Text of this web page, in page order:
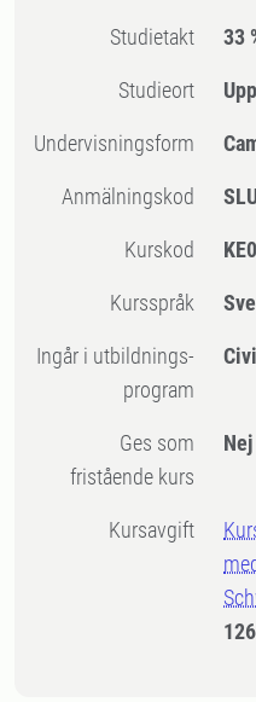
Studietakt 33
Studieort
Undervisningsform
Anmälningskod
Kurskod
Kursspråk
Ingår i utbildnings-
program
Ges som
fristående kurs
Nej
Kursavgift